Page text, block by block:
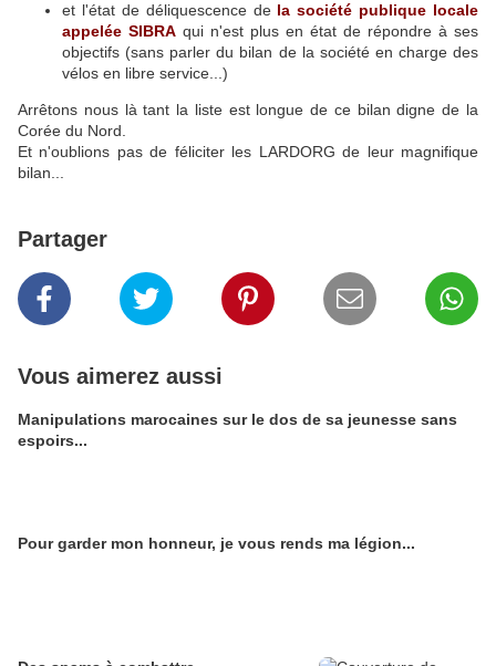
et l'état de déliquescence de la société publique locale
appelée SIBRA qui n'est plus en état de répondre à ses
objectifs (sans parler du bilan de la société en charge des
vélos en libre service...)
Arrêtons nous là tant la liste est longue de ce bilan digne de la
Corée du Nord.
Et n'oublions pas de féliciter les LARDORG de leur magnifique
bilan...
Partager
Vous aimerez aussi
Manipulations marocaines sur le dos de sa jeunesse sans
espoirs...
Pour garder mon honneur, je vous rends ma légion...